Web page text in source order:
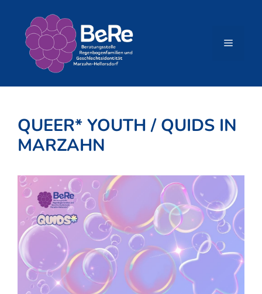
springen
Menü
QUEER* YOUTH / QUIDS IN
MARZAHN